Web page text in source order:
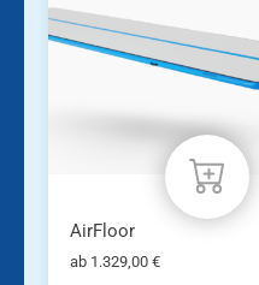
weist
mehrere
Varianten
Produktseite
gewählt
AirFloor
ab 1.329,00 €